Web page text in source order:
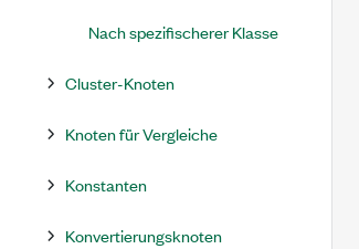
Nach spezifischerer Klasse
Cluster-Knoten
Knoten für Vergleiche
Konstanten
Konvertierungsknoten